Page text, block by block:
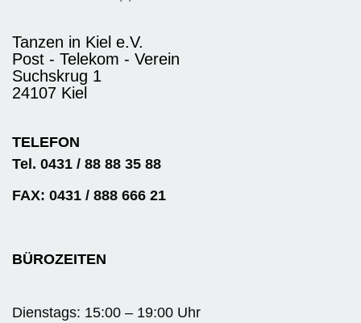
Tanzen in Kiel e.V.
Post - Telekom - Verein
Suchskrug 1
24107 Kiel
TELEFON
Tel. 0431 / 88 88 35 88
FAX: 0431 / 888 666 21
BÜROZEITEN
Dienstags: 15:00 – 19:00 Uhr